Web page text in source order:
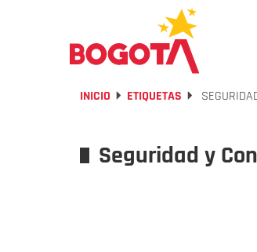
INICIO ETIQUETAS
Seguridad y